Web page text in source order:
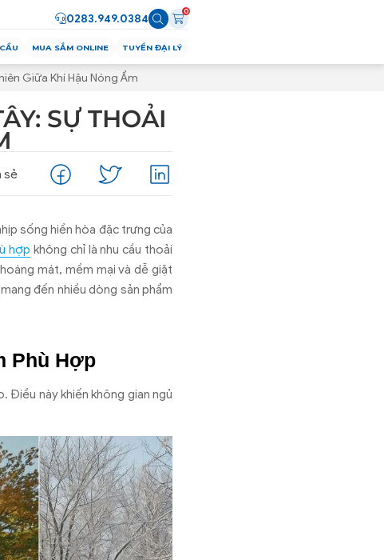
0283.949.0384
0
MUA SẮM ONLINE TUYỂN ĐẠI LÝ
Giữa Khí Hậu Nóng Ẩm
SỰ THOẢI
sẻ
sống hiền hòa đặc trưng của
hợp không chỉ là nhu cầu thoải
mát, mềm mại và dễ giặt
mang đến nhiều dòng sản phẩm
Phù Hợp
Điều này khiến không gian ngủ